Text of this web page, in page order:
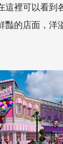
裡可以看到
豔的店面，洋